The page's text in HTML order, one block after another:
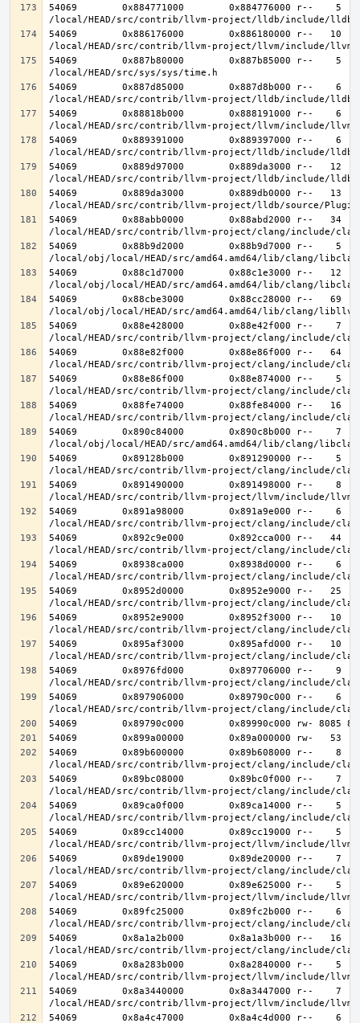
54069        0x884771000        0x884776000 r--    5
54069        0x886176000        0x886180000 r--   10
54069        0x887b80000        0x887b85000 r--    5
54069        0x887d85000        0x887d8b000 r--    6
54069        0x88818b000        0x888191000 r--    6
54069        0x889391000        0x889397000 r--    6
54069        0x889d97000        0x889da3000 r--   12
54069        0x889da3000        0x889db0000 r--   13
54069        0x88abb0000        0x88abd2000 r--   34
54069        0x88b9d2000        0x88b9d7000 r--    5
54069        0x88c1d7000        0x88c1e3000 r--   12
54069        0x88cbe3000        0x88cc28000 r--   69
54069        0x88e428000        0x88e42f000 r--    7
54069        0x88e82f000        0x88e86f000 r--   64
54069        0x88e86f000        0x88e874000 r--    5
54069        0x88fe74000        0x88fe84000 r--   16
54069        0x890c84000        0x890c8b000 r--    7
54069        0x89128b000        0x891290000 r--    5
54069        0x891490000        0x891498000 r--    8
54069        0x891a98000        0x891a9e000 r--    6
54069        0x892c9e000        0x892cca000 r--   44
54069        0x8938ca000        0x8938d0000 r--    6
54069        0x8952d0000        0x8952e9000 r--   25
54069        0x8952e9000        0x8952f3000 r--   10
54069        0x895af3000        0x895afd000 r--   10
54069        0x8976fd000        0x897706000 r--    9
54069        0x897906000        0x89790c000 r--    6
54069        0x89b600000        0x89b608000 r--    8
54069        0x89bc08000        0x89bc0f000 r--    7
54069        0x89ca0f000        0x89ca14000 r--    5
54069        0x89cc14000        0x89cc19000 r--    5
54069        0x89de19000        0x89de20000 r--    7
54069        0x89e620000        0x89e625000 r--    5
54069        0x89fc25000        0x89fc2b000 r--    6
54069        0x8a1a2b000        0x8a1a3b000 r--   16
54069        0x8a283b000        0x8a2840000 r--    5
54069        0x8a3440000        0x8a3447000 r--    7
54069        0x8a4c47000        0x8a4c4d000 r--    6